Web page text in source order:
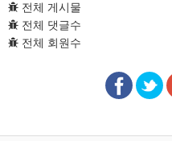
전체 게시물
전체 댓글수
전체 회원수